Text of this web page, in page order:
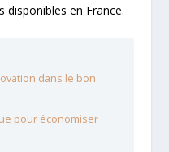
disponibles en France.
dans le bon
pour économiser